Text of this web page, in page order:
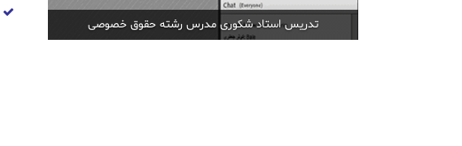
تدریس استاد شکوری مدرس رشته حقوق خصوصی